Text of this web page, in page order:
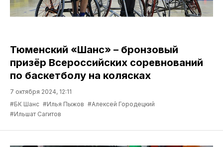
Тюменский «Шанс» – бронзовый
призёр Всероссийских соревнований
по баскетболу на колясках
7 октября 2024, 12:11
#БК Шанс #Илья Пыжов #Алексей Городецкий
#Ильшат Сагитов